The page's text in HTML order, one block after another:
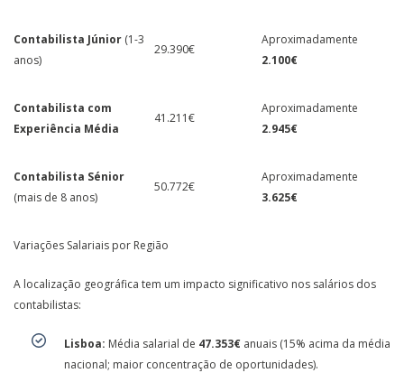
Contabilista Júnior (1-3
anos)
29.390€
Aproximadamente
2.100€
Contabilista com
Experiência Média
41.211€
Aproximadamente
2.945€
Contabilista Sénior
(mais de 8 anos)
50.772€
Aproximadamente
3.625€
Variações Salariais por Região
A localização geográfica tem um impacto significativo nos salários dos
contabilistas:
Lisboa: Média salarial de 47.353€ anuais (15% acima da média
nacional; maior concentração de oportunidades).